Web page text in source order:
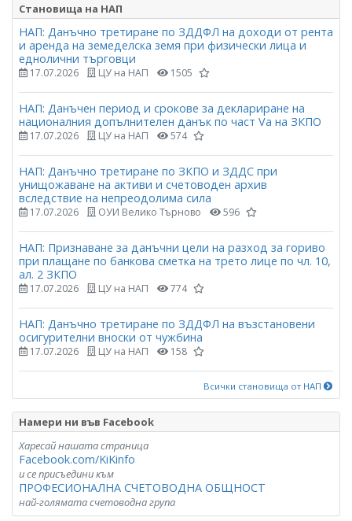
Становища на НАП
НАП: Данъчно третиране по ЗДДФЛ на доходи от рента
и аренда на земеделска земя при физически лица и
еднолични търговци
17.07.2026 ЦУ на НАП 1505
НАП: Данъчен период и срокове за деклариране на
националния допълнителен данък по част Vа на ЗКПО
17.07.2026 ЦУ на НАП 574
НАП: Данъчно третиране по ЗКПО и ЗДДС при
унищожаване на активи и счетоводен архив
вследствие на непреодолима сила
17.07.2026 ОУИ Велико Търново 596
НАП: Признаване за данъчни цели на разход за гориво
при плащане по банкова сметка на трето лице по чл. 10,
ал. 2 ЗКПО
17.07.2026 ЦУ на НАП 774
НАП: Данъчно третиране по ЗДДФЛ на възстановени
осигурителни вноски от чужбина
17.07.2026 ЦУ на НАП 158
Всички становища от НАП
Намери ни във Facebook
Харесай нашата страница
Facebook.com/KiKinfo
и се присъедини към
ПРОФЕСИОНАЛНА СЧЕТОВОДНА ОБЩНОСТ
най-голямата счетоводна група